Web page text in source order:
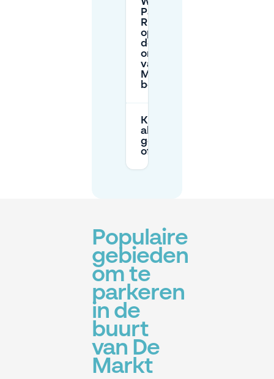
Wat is de
Park &
Ride-
optie om
de
omgeving
van De
Markt te
bereiken?
Kan ik parkeren en
als ik een
of een EV heb?
Populaire
gebieden
om te
parkeren
in de
buurt
van De
Markt